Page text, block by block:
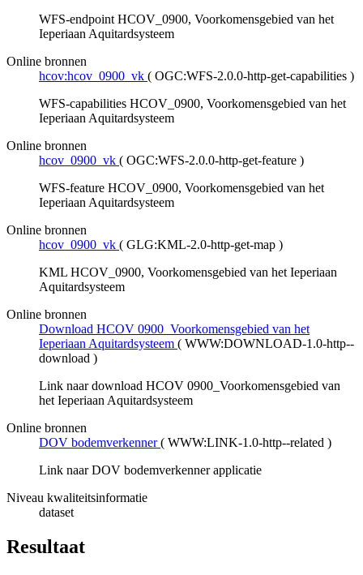
WFS-endpoint HCOV_0900, Voorkomensgebied van het
Ieperiaan Aquitardsysteem
Online bronnen
hcov:hcov_0900_vk ( OGC:WFS-2.0.0-http-get-capabilities )
WFS-capabilities HCOV_0900, Voorkomensgebied van het
Ieperiaan Aquitardsysteem
Online bronnen
hcov_0900_vk ( OGC:WFS-2.0.0-http-get-feature )
WFS-feature HCOV_0900, Voorkomensgebied van het
Ieperiaan Aquitardsysteem
Online bronnen
hcov_0900_vk ( GLG:KML-2.0-http-get-map )
KML HCOV_0900, Voorkomensgebied van het Ieperiaan
Aquitardsysteem
Online bronnen
Download HCOV 0900_Voorkomensgebied van het
Ieperiaan Aquitardsysteem ( WWW:DOWNLOAD-1.0-http--
download )
Link naar download HCOV 0900_Voorkomensgebied van
het Ieperiaan Aquitardsysteem
Online bronnen
DOV bodemverkenner ( WWW:LINK-1.0-http--related )
Link naar DOV bodemverkenner applicatie
Niveau kwaliteitsinformatie
dataset
Resultaat